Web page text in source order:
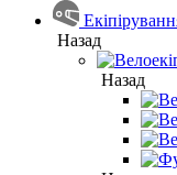
Назад
Назад